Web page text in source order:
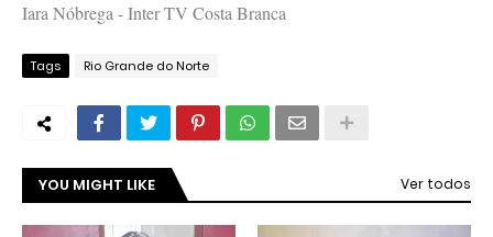
Iara Nóbrega - Inter TV Costa Branca
Tags Rio Grande do Norte
YOU MIGHT LIKE Ver todos